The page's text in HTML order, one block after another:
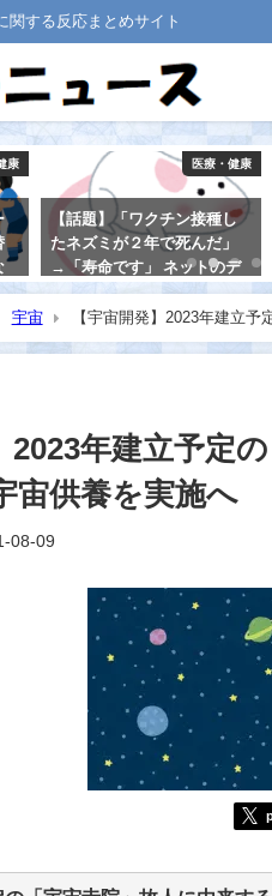
関する反応まとめサイト
康 医療・健康
【話題】「ワクチン接種し
たネズミが２年で死んだ」
→「寿命です」 ネットのデ
マばっさり否定、小金井市
のサイトが“攻めてる”と話
宇宙 【宇宙開発】2023年建立
2023年建立予定
宙供養を実施へ
08-09